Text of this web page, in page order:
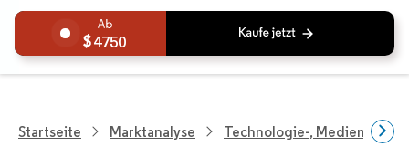
4750
Startseite Marktanalyse Technologie-, Medien- Und